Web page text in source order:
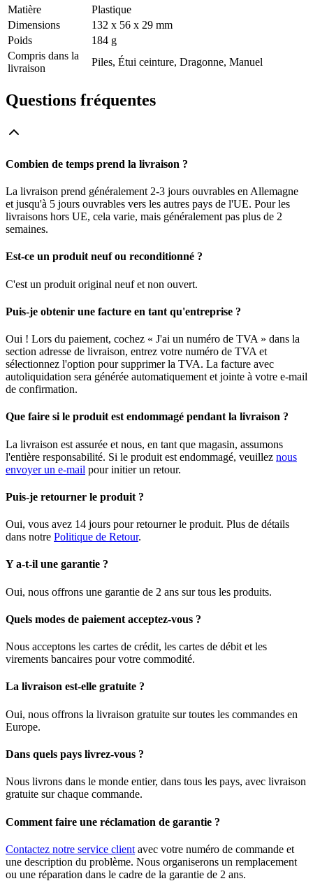
Matière
Plastique
Dimensions
132 x 56 x 29 mm
Poids
184 g
Compris dans la
livraison
Piles, Étui ceinture, Dragonne, Manuel
Questions fréquentes
Combien de temps prend la livraison ?
La livraison prend généralement 2-3 jours ouvrables en Allemagne
et jusqu'à 5 jours ouvrables vers les autres pays de l'UE. Pour les
livraisons hors UE, cela varie, mais généralement pas plus de 2
semaines.
Est-ce un produit neuf ou reconditionné ?
C'est un produit original neuf et non ouvert.
Puis-je obtenir une facture en tant qu'entreprise ?
Oui ! Lors du paiement, cochez « J'ai un numéro de TVA » dans la
section adresse de livraison, entrez votre numéro de TVA et
sélectionnez l'option pour supprimer la TVA. La facture avec
autoliquidation sera générée automatiquement et jointe à votre e-mail
de confirmation.
Que faire si le produit est endommagé pendant la livraison ?
La livraison est assurée et nous, en tant que magasin, assumons
l'entière responsabilité. Si le produit est endommagé, veuillez nous
envoyer un e-mail pour initier un retour.
Puis-je retourner le produit ?
Oui, vous avez 14 jours pour retourner le produit. Plus de détails
dans notre Politique de Retour.
Y a-t-il une garantie ?
Oui, nous offrons une garantie de 2 ans sur tous les produits.
Quels modes de paiement acceptez-vous ?
Nous acceptons les cartes de crédit, les cartes de débit et les
virements bancaires pour votre commodité.
La livraison est-elle gratuite ?
Oui, nous offrons la livraison gratuite sur toutes les commandes en
Europe.
Dans quels pays livrez-vous ?
Nous livrons dans le monde entier, dans tous les pays, avec livraison
gratuite sur chaque commande.
Comment faire une réclamation de garantie ?
Contactez notre service client avec votre numéro de commande et
une description du problème. Nous organiserons un remplacement
ou une réparation dans le cadre de la garantie de 2 ans.